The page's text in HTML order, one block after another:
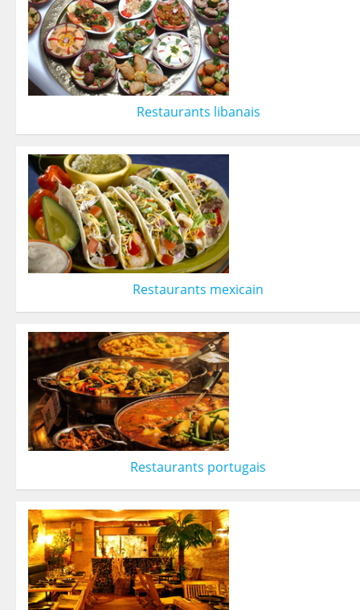
Restaurants libanais
Restaurants mexicain
Restaurants portugais